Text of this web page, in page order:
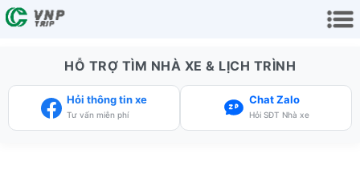
HỖ TRỢ TÌM NHÀ XE & LỊCH TRÌNH
Hỏi thông tin xe
Tư vấn miễn phí
Chat Zalo
Hỏi SĐT Nhà xe